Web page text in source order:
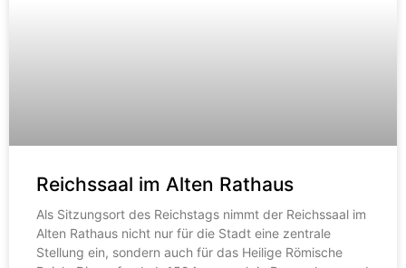
Reichssaal im Alten Rathaus
Als Sitzungsort des Reichstags nimmt der Reichssaal im
Alten Rathaus nicht nur für die Stadt eine zentrale
Stellung ein, sondern auch für das Heilige Römische